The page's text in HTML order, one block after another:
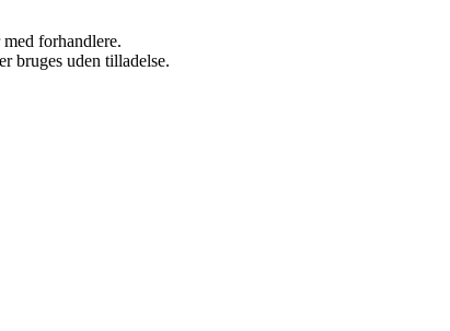
forhandlere.
bruges uden tilladelse.